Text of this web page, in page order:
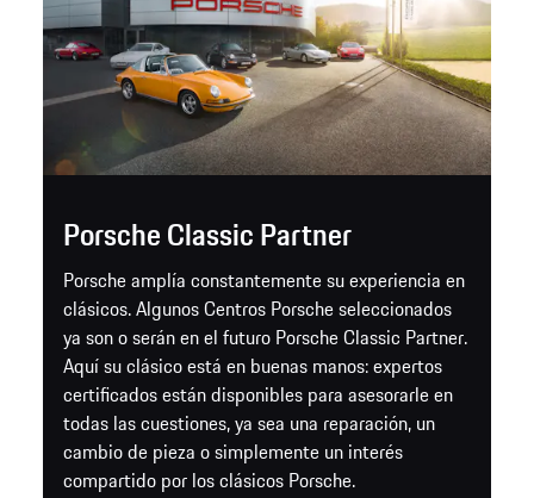
Porsche Classic Partner
Porsche amplía constantemente su experiencia en
clásicos. Algunos Centros Porsche seleccionados
ya son o serán en el futuro Porsche Classic Partner.
Aquí su clásico está en buenas manos: expertos
certificados están disponibles para asesorarle en
todas las cuestiones, ya sea una reparación, un
cambio de pieza o simplemente un interés
compartido por los clásicos Porsche.